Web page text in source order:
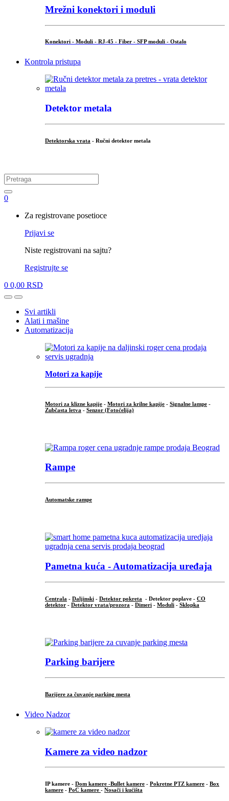
Mrežni konektori i moduli
Konektori - Moduli - RJ-45 - Fiber - SFP moduli - Ostalo
Kontrola pristupa
Detektor metala
Detektorska vrata - Ručni detektor metala
Search
for:
0
Za registrovane posetioce
Prijavi se
Niste registrovani na sajtu?
Registrujte se
0 0,00 RSD
OpenClose
Svi artikli
Alati i mašine
Automatizacija
Motori za kapije
Motori za klizne kapije - Motori za krilne kapije - Signalne lampe -
Zubčasta letva - Senzor (Fotoćelija)
Rampe
Automatske rampe
Pametna kuća - Automatizacija uređaja
Centrala - Daljinski - Detektor pokreta - Detektor poplave - CO
detektor - Detektor vrata/prozora - Dimeri - Moduli - Sklopka
Parking barijere
Barijere za čuvanje parking mesta
Video Nadzor
Kamere za video nadzor
IP kamere - Dom kamere -Bullet kamere - Pokretne PTZ kamere - Box
kamere - PoC kamere - Nosači i kućišta